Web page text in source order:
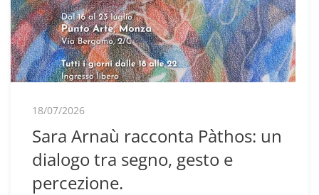
18/07/2026
Sara Arnaù racconta Pàthos: un
dialogo tra segno, gesto e
percezione.